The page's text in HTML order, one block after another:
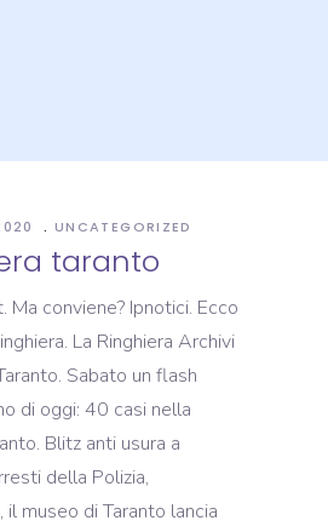
UNCATEGORIZED
taranto
Ma conviene? Ipnotici. Ecco
La Ringhiera Archivi
Sabato un flash
di oggi: 40 casi nella
Blitz anti usura a
della Polizia,
museo di Taranto lancia